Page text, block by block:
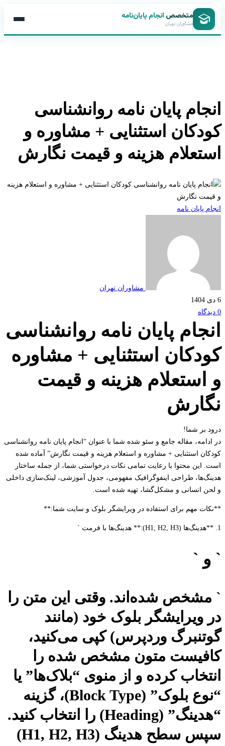
متخصصانجام پایان‌نامه
مشاوران تهران
پایان نامه روانشناسی
استثنایی + مشاوره و
هزینه و قیمت نگارش
پایان نامه
مشاوران تهران
پایان نامه روانشناسی
استثنایی + مشاوره
هزینه و قیمت
بر شما!
مقاله جامع و سئو شده شما با عنوان “انجام پایان نامه روانشناسی
استثنایی + مشاوره و استعلام هزینه و قیمت نگارش” آماده شده
این محتوا با رعایت تمامی نکات درخواستی شما، از جمله ساختار
طراحی اینفوگرافیک مفهومی، جدول آموزشی، لینک‌سازی داخلی
انسانی و مشکل‌گشا، تهیه شده است.
مهم برای استفاده در ویرایشگر بلوک و سایت شما:**
`
شده‌اند. وقتی این متن را
ویرایشگر بلوک خود (مانند
وردپرس) کپی می‌کنید،
متون مشخص شده را
کرده و از منوی “بلاک‌ها” یا
“نوع بلوک” (Block Type)، گزینه
“هدینگ” (Heading) را انتخاب کنید.
سپس سطح هدینگ (H1, H2, H3)